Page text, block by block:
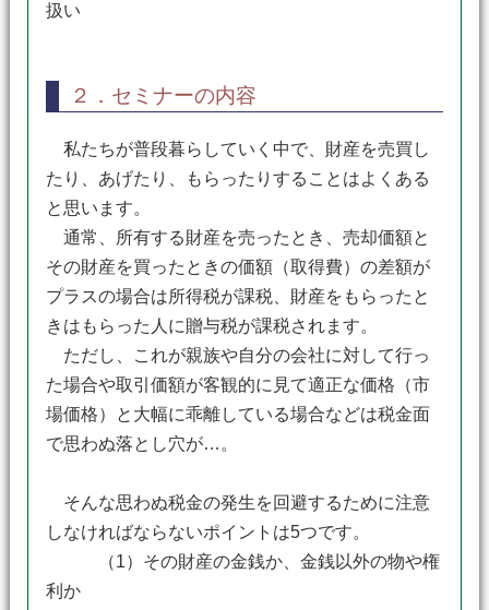
扱い
２．セミナーの内容
私たちが普段暮らしていく中で、財産を売買し
たり、あげたり、もらったりすることはよくある
と思います。
通常、所有する財産を売ったとき、売却価額と
その財産を買ったときの価額（取得費）の差額が
プラスの場合は所得税が課税、財産をもらったと
きはもらった人に贈与税が課税されます。
ただし、これが親族や自分の会社に対して行っ
た場合や取引価額が客観的に見て適正な価格（市
場価格）と大幅に乖離している場合などは税金面
で思わぬ落とし穴が…。
そんな思わぬ税金の発生を回避するために注意
しなければならないポイントは5つです。
（1）その財産の金銭か、金銭以外の物や権
利か